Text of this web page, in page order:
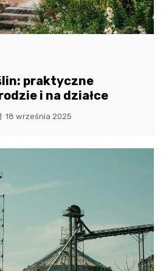
praktyczne
i na działce
18 września 2025